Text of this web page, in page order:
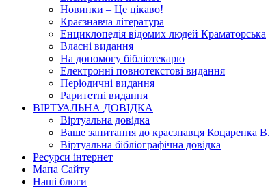
Новинки – Це цiкаво!
Краєзнавча література
Енциклопедія відомих людей Краматорська
Власнi видання
На допомогу бібліотекарю
Електронні повнотекстові видання
Періодичні видання
Раритетні видання
ВIРТУАЛЬНА ДОВIДКА
Вiртуальна довiдка
Ваше запитання до краєзнавця Коцаренка В.
Вiртуальна бiблiографiчна довiдка
Ресурси інтернет
Мапа Сайту
Наші блоги